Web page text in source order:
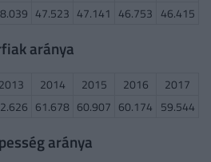
47.523 47.141 46.753 46.415
aránya
2013 2014 2015 2016
2017
61.678 60.907 60.174 59.544
aránya